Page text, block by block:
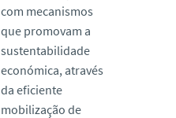
com mecanismos
que promovam a
sustentabilidade
económica, através
da eficiente
mobilização de